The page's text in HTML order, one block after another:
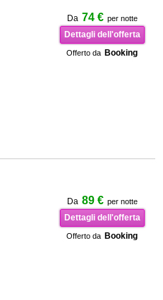
Da 74 € per notte
Dettagli dell'offerta
Offerto da Booking
Da 89 € per notte
Dettagli dell'offerta
Offerto da Booking